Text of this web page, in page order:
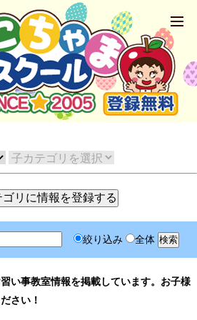
絞り込み 全体
い事教室情報を掲載しています。お子様
さい！